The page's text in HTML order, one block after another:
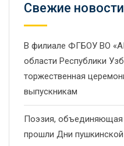
Свежие новости
В филиале ФГБОУ ВО
области Республики
торжественная
выпускникам
Поэзия,
прошли Дни пушкинской